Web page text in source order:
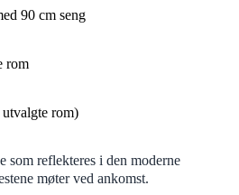
90 cm seng
rom
rom)
som reflekteres i den moderne
møter ved ankomst.